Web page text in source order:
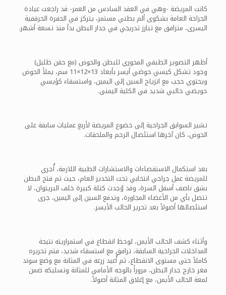
كانت المريضة -وهي في العقد السادس من العمر- قد راجعت عيادة
الجراحة العامة بشكوى ألم بطني مستمر، يتركز في الحفرة الحرقفية
اليسرى، مترافق مع تبارز تدريجي في جدار البطن بدأ منذ تسعة أشهر.
أظهر التصوير الطبقي المحوري للبطن والحوض (مع حقن ظليل)
وجود تشكل كيسي حوضي أيسر بأبعاد 13×12×11 سم، يملأ الحوض
ويحتوي حجب مع انزياح السين إلى اليمين، واستسقاء كؤيسي
حويضي حالبي شديد في الكلية اليمنى.
تشير السوابق الجراحية إلى خضوع المريضة لأربع عمليات سابقة على
الحوض، كان آخرها استئصال الرحم والملحقات.
بعد استكمال الاستقصاءات والاستشارات الطبية اللازمة، أُجري
للمريضة عمل جراحي انتخابي تحت التخدير العام، حيث تم فتح البطن
بشق ناصف أسفل السرة، وقد وُجدت كتلة كبيرة خلف البريتوان، لا
تتصل بأي من الأعضاء المجاورة، وتدفع السين إلى اليمين، جرى
استئصالها أصولاً بعد تحرير الحالب الأيسر.
وأثناء كشف الحالب الأيمن، لوحظ انقطاع في استمراريته نتيجة
المداخلات الجراحية السابقة، ترافق مع استسقاء شديد، فتم تحريره
كاملاً حتى مستوى الانقطاع، ثم أُعيد زرعه في المثانة مع وضع سوند
فغر خارج جدار البطن، مروراً بالوجه الأمامي للمثانة وتسليكه ضمن
لمعة الحالب الأيمن، مع إغلاق المثانة أصولاً.